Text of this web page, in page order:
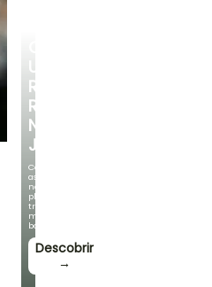
UM
RECANTO
REFRESCANTE
NO
JARDIM
Com
as
nossas
plantas
trepadeiras
mais
bonitas!
Descobrir
→